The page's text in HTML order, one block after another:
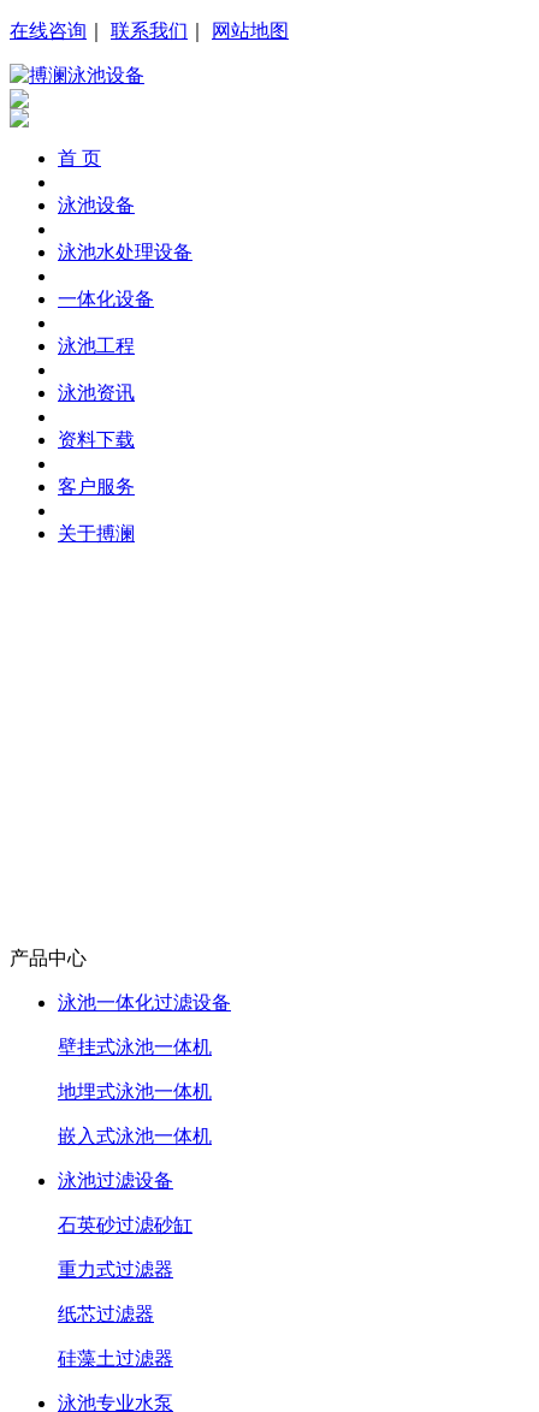
在线咨询 联系我们 网站地图
首 页
泳池设备
泳池水处理设备
一体化设备
泳池工程
泳池资讯
资料下载
客户服务
关于搏澜
产品中心
泳池一体化过滤设备
壁挂式泳池一体机
地埋式泳池一体机
嵌入式泳池一体机
泳池过滤设备
石英砂过滤砂缸
重力式过滤器
纸芯过滤器
硅藻土过滤器
泳池专业水泵